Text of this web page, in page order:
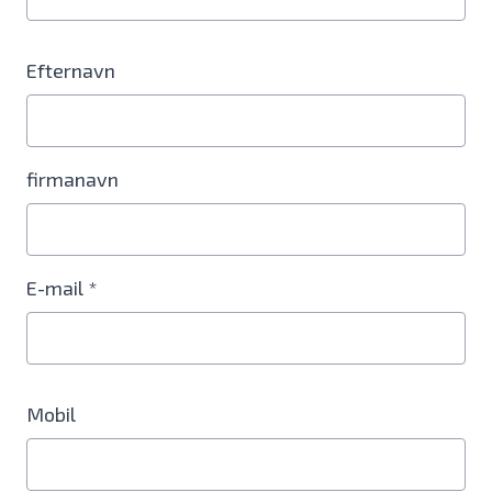
Efternavn
firmanavn
E-mail *
Mobil